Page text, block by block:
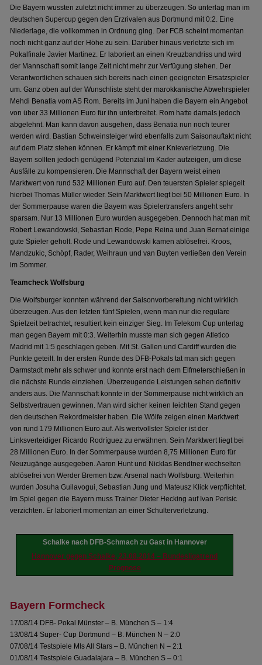
Die Bayern wussten zuletzt nicht immer zu überzeugen. So unterlag man im
deutschen Supercup gegen den Erzrivalen aus Dortmund mit 0:2. Eine
Niederlage, die vollkommen in Ordnung ging. Der FCB scheint momentan
noch nicht ganz auf der Höhe zu sein. Darüber hinaus verletzte sich im
Pokalfinale Javier Martinez. Er laboriert an einen Kreuzbandriss und wird
der Mannschaft somit lange Zeit nicht mehr zur Verfügung stehen. Der
Verantwortlichen schauen sich bereits nach einen geeigneten Ersatzspieler
um. Ganz oben auf der Wunschliste steht der marokkanische Abwehrspieler
Mehdi Benatia vom AS Rom. Bereits im Juni haben die Bayern ein Angebot
von über 33 Millionen Euro für ihn unterbreitet. Rom hatte damals jedoch
abgelehnt. Man kann davon ausgehen, dass Benatia nun noch teurer
werden wird. Bastian Schweinsteiger wird ebenfalls zum Saisonauftakt nicht
auf dem Platz stehen können. Er kämpft mit einer Knieverletzung. Die
Bayern sollten jedoch genügend Potenzial im Kader aufzeigen, um diese
Ausfälle zu kompensieren. Die Mannschaft der Bayern weist einen
Marktwert von rund 532 Millionen Euro auf. Den teuersten Spieler spiegelt
hierbei Thomas Müller wieder. Sein Marktwert liegt bei 50 Millionen Euro. In
der Sommerpause waren die Bayern was Spielertransfers angeht sehr
sparsam. Nur 13 Millionen Euro wurden ausgegeben. Dennoch hat man mit
Robert Lewandowski, Sebastian Rode, Pepe Reina und Juan Bernat einige
gute Spieler geholt. Rode und Lewandowski kamen ablösefrei. Kroos,
Mandzukic, Schöpf, Rader, Weihraun und van Buyten verließen den Verein
im Sommer.
Teamcheck Wolfsburg
Die Wolfsburger konnten während der Saisonvorbereitung nicht wirklich
überzeugen. Aus den letzten fünf Spielen, wenn man nur die reguläre
Spielzeit betrachtet, resultiert kein einziger Sieg. Im Telekom Cup unterlag
man gegen Bayern mit 0:3. Weiterhin musste man sich gegen Atletico
Madrid mit 1:5 geschlagen geben. Mit St. Gallen und Cardiff wurden die
Punkte geteilt. In der ersten Runde des DFB-Pokals tat man sich gegen
Darmstadt mehr als schwer und konnte erst nach dem Elfmeterschießen in
die nächste Runde einziehen. Überzeugende Leistungen sehen definitiv
anders aus. Die Mannschaft konnte in der Sommerpause nicht wirklich an
Selbstvertrauen gewinnen. Man wird sicher keinen leichten Stand gegen
den deutschen Rekordmeister haben. Die Wölfe zeigen einen Marktwert
von rund 179 Millionen Euro auf. Als wertvollster Spieler ist der
Linksverteidiger Ricardo Rodríguez zu erwähnen. Sein Marktwert liegt bei
28 Millionen Euro. In der Sommerpause wurden 8,75 Millionen Euro für
Neuzugänge ausgegeben. Aaron Hunt und Nicklas Bendtner wechselten
ablösefrei von Werder Bremen bzw. Arsenal nach Wolfsburg. Weiterhin
wurden Josuha Guilavogui, Sebastian Jung und Mateusz Klick verpflichtet.
Im Spiel gegen die Bayern muss Trainer Dieter Hecking auf Ivan Perisic
verzichten. Er laboriert momentan an einer Schulterverletzung.
Schalke nach DFB-Schmach zu Gast in Hannover
Hannover gegen Schalke, 23.08.2014 – Bundesligatrend
Prognose
Bayern Formcheck
17/08/14 DFB- Pokal Münster – B. München S – 1:4
13/08/14 Super- Cup Dortmund – B. München N – 2:0
07/08/14 Testspiele Mls All Stars – B. München N – 2:1
01/08/14 Testspiele Guadalajara – B. München S – 0:1